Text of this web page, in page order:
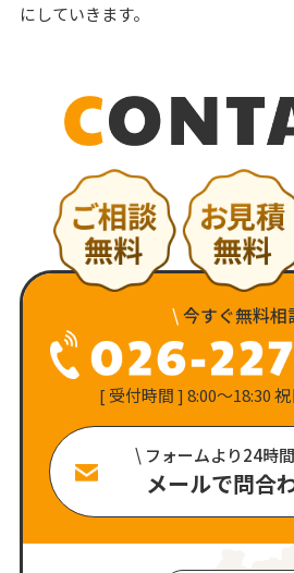
にしていきます。
\今すぐ無料相
[ 受付時間 ] 8:00〜18:30
\ フォームより24時
メールで問合